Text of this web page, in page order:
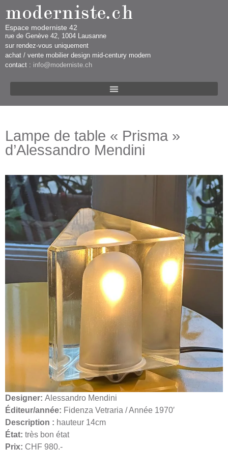
Espace moderniste 42
rue d​​​​e Genève 42, 1004 Lausanne​​
sur rendez-vous uniquement ​​​
​achat / vente mobilier design mid-century modern
contact : info@moderniste.ch
Lampe de table « Prisma »
d’Alessandro Mendini
Designer: Alessandro Mendini
Éditeur/année: Fidenza Vetraria / Année 1970′
Description : hauteur 14cm
État: très bon état
Prix: CHF 980.-